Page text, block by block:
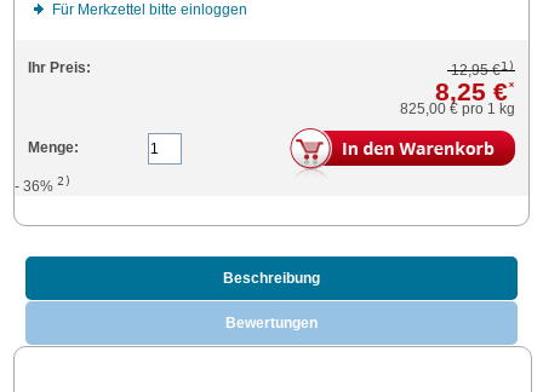
Für Merkzettel bitte einloggen
Ihr Preis: 12,95 €1)
8,25 €*
825,00 € pro 1 kg
Menge:
- 36%2)
Beschreibung
Bewertungen